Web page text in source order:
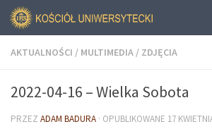
AKTUALNOŚCI / MULTIMEDIA / ZDJĘCIA
2022-04-16 – Wielka Sobota
PRZEZ ADAM BADURA · OPUBLIKOWANE 17